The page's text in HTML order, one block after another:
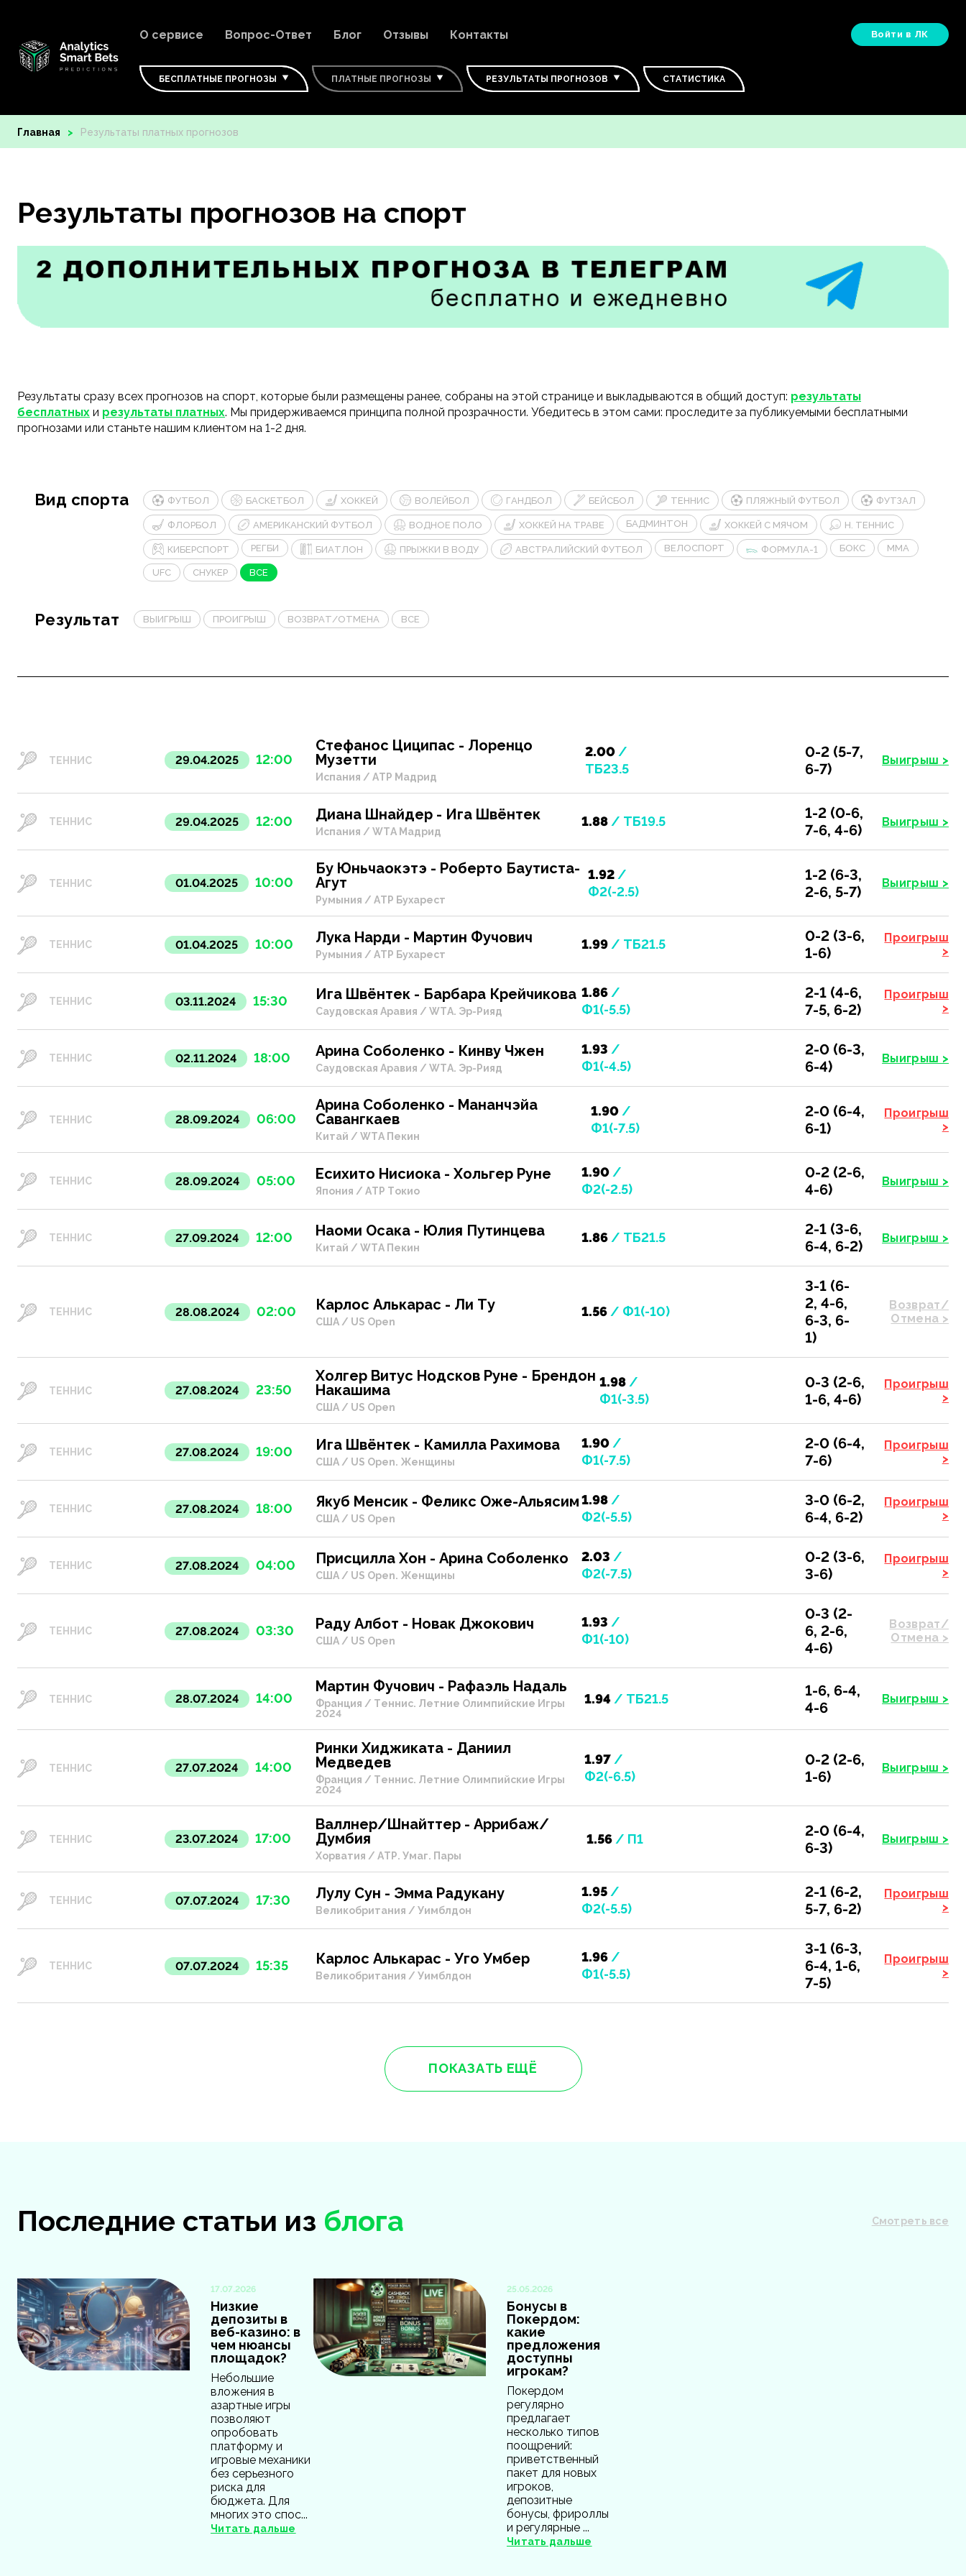
О сервисе Вопрос-Ответ Блог Отзывы Контакты Войти в ЛК
БЕСПЛАТНЫЕ ПРОГНОЗЫ ПЛАТНЫЕ ПРОГНОЗЫ РЕЗУЛЬТАТЫ ПРОГНОЗОВ СТАТИСТИКА
Главная Результаты платных прогнозов
Результаты прогнозов на спорт
Результаты сразу всех прогнозов на спорт, которые были размещены ранее, собраны на этой странице и выкладываются в общий доступ: результаты
бесплатных и результаты платных. Мы придерживаемся принципа полной прозрачности. Убедитесь в этом сами: проследите за публикуемыми бесплатными
прогнозами или станьте нашим клиентом на 1-2 дня.
Вид спорта ФУТБОЛ БАСКЕТБОЛ ХОККЕЙ ВОЛЕЙБОЛ ГАНДБОЛ БЕЙСБОЛ ТЕННИС ПЛЯЖНЫЙ ФУТБОЛ ФУТЗАЛ
ФЛОРБОЛ АМЕРИКАНСКИЙ ФУТБОЛ ВОДНОЕ ПОЛО ХОККЕЙ НА ТРАВЕ БАДМИНТОН ХОККЕЙ С МЯЧОМ Н. ТЕННИС
КИБЕРСПОРТ РЕГБИ БИАТЛОН ПРЫЖКИ В ВОДУ АВСТРАЛИЙСКИЙ ФУТБОЛ ВЕЛОСПОРТ ФОРМУЛА-1 БОКС MMA
UFC СНУКЕР ВСЕ
Результат ВЫИГРЫШ ПРОИГРЫШ ВОЗВРАТ/ОТМЕНА ВСЕ
ТЕННИС 29.04.2025 12:00
Стефанос Циципас - Лоренцо
Музетти
Испания / ATP Мадрид
2.00 /
ТБ23.5
0-2 (5-7,
6-7)
Выигрыш >
ТЕННИС 29.04.2025 12:00 Диана Шнайдер - Ига Швёнтек
Испания / WTA Мадрид
1.88/ ТБ19.5
1-2 (0-6,
7-6, 4-6)
Выигрыш >
ТЕННИС 01.04.2025 10:00
Бу Юньчаокэтэ - Роберто Баутиста-
Агут
Румыния / ATP Бухарест
1.92 /
Ф2(-2.5)
1-2 (6-3,
2-6, 5-7)
Выигрыш >
ТЕННИС 01.04.2025 10:00 Лука Нарди - Мартин Фучович
Румыния / ATP Бухарест
1.99/ ТБ21.5
0-2 (3-6,
1-6)
Проигрыш
>
ТЕННИС 03.11.2024 15:30 Ига Швёнтек - Барбара Крейчикова
Саудовская Аравия / WTA. Эр-Рияд
1.86/
Ф1(-5.5)
2-1 (4-6,
7-5, 6-2)
Проигрыш
>
ТЕННИС 02.11.2024 18:00 Арина Соболенко - Кинву Чжен
Саудовская Аравия / WTA. Эр-Рияд
1.93 /
Ф1(-4.5)
2-0 (6-3,
6-4)
Выигрыш >
ТЕННИС 28.09.2024 06:00
Арина Соболенко - Мананчэйа
Савангкаев
Китай / WTA Пекин
1.90 /
Ф1(-7.5)
2-0 (6-4,
6-1)
Проигрыш
>
ТЕННИС 28.09.2024 05:00 Есихито Нисиока - Хольгер Руне
Япония / ATP Токио
1.90/
Ф2(-2.5)
0-2 (2-6,
4-6)
Выигрыш >
ТЕННИС 27.09.2024 12:00 Наоми Осака - Юлия Путинцева
Китай / WTA Пекин
1.86/ ТБ21.5
2-1 (3-6,
6-4, 6-2)
Выигрыш >
ТЕННИС 28.08.2024 02:00 Карлос Алькарас - Ли Ту
США / US Open
1.56/ Ф1(-10)
3-1 (6-
2, 4-6,
6-3, 6-
1)
Возврат/
Отмена >
ТЕННИС 27.08.2024 23:50
Холгер Витус Нодсков Руне - Брендон
Накашима
США / US Open
1.98 /
Ф1(-3.5)
0-3 (2-6,
1-6, 4-6)
Проигрыш
>
ТЕННИС 27.08.2024 19:00 Ига Швёнтек - Камилла Рахимова
США / US Open. Женщины
1.90/
Ф1(-7.5)
2-0 (6-4,
7-6)
Проигрыш
>
ТЕННИС 27.08.2024 18:00 Якуб Менсик - Феликс Оже-Альясим
США / US Open
1.98/
Ф2(-5.5)
3-0 (6-2,
6-4, 6-2)
Проигрыш
>
ТЕННИС 27.08.2024 04:00 Присцилла Хон - Арина Соболенко
США / US Open. Женщины
2.03 /
Ф2(-7.5)
0-2 (3-6,
3-6)
Проигрыш
>
ТЕННИС 27.08.2024 03:30 Раду Албот - Новак Джокович
США / US Open
1.93 /
Ф1(-10)
0-3 (2-
6, 2-6,
4-6)
Возврат/
Отмена >
ТЕННИС 28.07.2024 14:00
Мартин Фучович - Рафаэль Надаль
Франция / Теннис. Летние Олимпийские Игры
2024
1.94 / ТБ21.5
1-6, 6-4,
4-6
Выигрыш >
ТЕННИС 27.07.2024 14:00
Ринки Хиджиката - Даниил
Медведев
Франция / Теннис. Летние Олимпийские Игры
2024
1.97 /
Ф2(-6.5)
0-2 (2-6,
1-6)
Выигрыш >
ТЕННИС 23.07.2024 17:00
Валлнер/Шнайттер - Аррибаж/
Думбия
Хорватия / АТР. Умаг. Пары
1.56 / П1
2-0 (6-4,
6-3)
Выигрыш >
ТЕННИС 07.07.2024 17:30 Лулу Сун - Эмма Радукану
Великобритания / Уимблдон
1.95/
Ф2(-5.5)
2-1 (6-2,
5-7, 6-2)
Проигрыш
>
ТЕННИС 07.07.2024 15:35 Карлос Алькарас - Уго Умбер
Великобритания / Уимблдон
1.96/
Ф1(-5.5)
3-1 (6-3,
6-4, 1-6,
7-5)
Проигрыш
>
ПОКАЗАТЬ ЕЩЁ
Последние статьи из блога Смотреть все
17.07.2026
Низкие
депозиты в
веб-казино: в
чем нюансы
площадок?
Небольшие
вложения в
азартные игры
позволяют
опробовать
платформу и
игровые механики
без серьезного
риска для
бюджета. Для
многих это спос...
Читать дальше
25.05.2026
Бонусы в
Покердом:
какие
предложения
доступны
игрокам?
Покердом
регулярно
предлагает
несколько типов
поощрений:
приветственный
пакет для новых
игроков,
депозитные
бонусы, фрироллы
и регулярные ...
Читать дальше